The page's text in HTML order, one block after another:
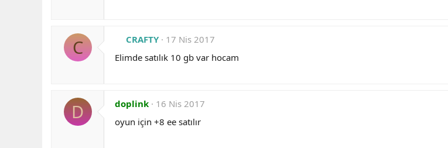
C CRAFTY
17 Nis 2017
Elimde satılık 10 gb var hocam
D doplink
16 Nis 2017
oyun için +8 ee satılır